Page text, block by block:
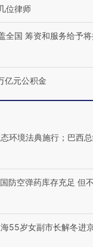
｜被称为“蟑螂”的印
世代 用街头抗争将教
长拱下台
视
位律师
全国 筹资和服务给予
亿元公积金
环境法典施行；巴西
防空弹药库存充足 但不
55岁女副市长解冬进